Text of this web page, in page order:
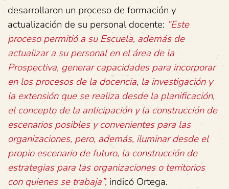
desarrollaron un proceso de formación y
actualización de su personal docente: “Este
proceso permitió a su Escuela, además de
actualizar a su personal en el área de la
Prospectiva, generar capacidades para incorporar
en los procesos de la docencia, la investigación y
la extensión que se realiza desde la planificación,
el concepto de la anticipación y la construcción de
escenarios posibles y convenientes para las
organizaciones, pero, además, iluminar desde el
propio escenario de futuro, la construcción de
estrategias para las organizaciones o territorios
con quienes se trabaja”, indicó Ortega.